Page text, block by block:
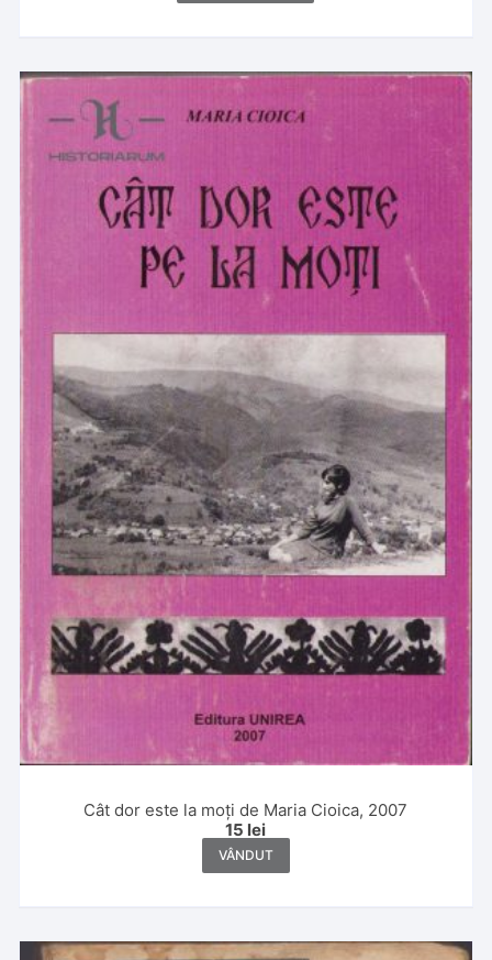
Cât dor este la moți de Maria Cioica, 2007
15 lei
VÂNDUT